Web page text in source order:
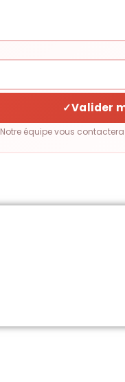
✓Valider
Notre équipe vous